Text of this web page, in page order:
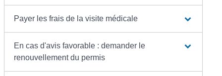
Payer les frais de la visite médicale
En cas d'avis favorable : demander le
renouvellement du permis